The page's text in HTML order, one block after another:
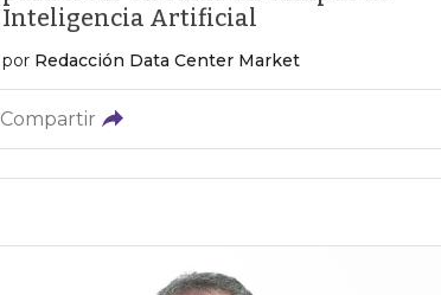
Inteligencia Artificial
por Redacción Data Center Market
Compartir